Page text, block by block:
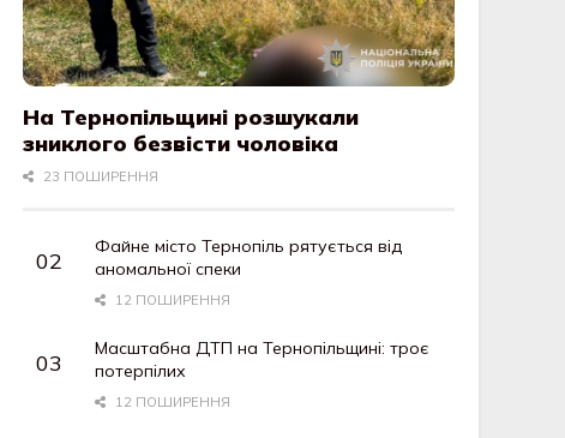
На Тернопільщині розшукали
зниклого безвісти чоловіка
23 ПОШИРЕННЯ
Файне місто Тернопіль рятується від
аномальної спеки
12 ПОШИРЕННЯ
Масштабна ДТП на Тернопільщині: троє
потерпілих
12 ПОШИРЕННЯ